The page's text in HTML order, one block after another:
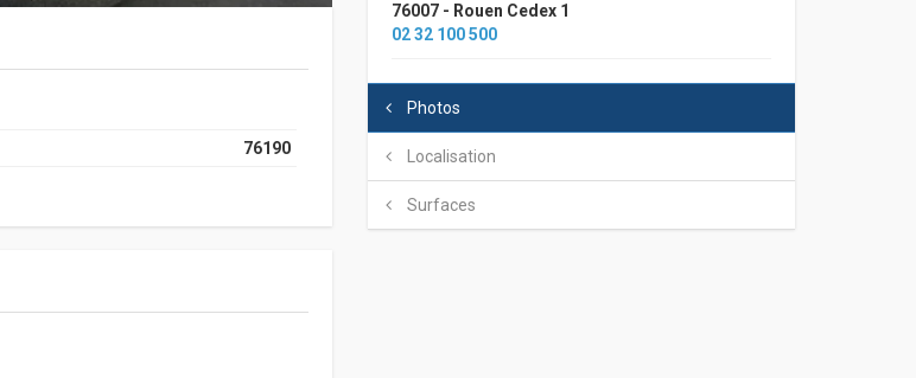
76007 - Rouen Cedex 1
02 32 100 500
Photos
Localisation
Surfaces
76190